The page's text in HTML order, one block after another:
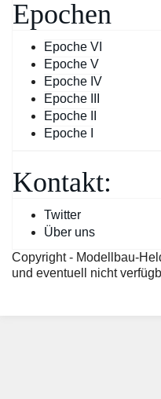
Epochen
Epoche VI
Epoche V
Epoche IV
Epoche III
Epoche II
Epoche I
Kontakt:
Twitter
Über uns
Copyright - Modellbau-
und eventuell nicht